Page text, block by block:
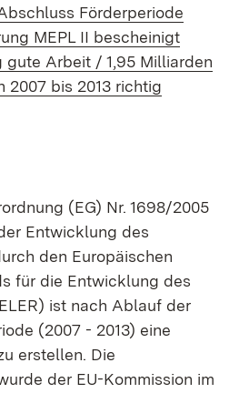
Förderperiode
MEPL II bescheinigt
gute Arbeit / 1,95 Milliarden
2007 bis 2013 richtig
(EG) Nr. 1698/2005
Entwicklung des
den Europäischen
für die Entwicklung des
ELER) ist nach Ablauf der
(2007 - 2013) eine
erstellen. Die
der EU-Kommission im